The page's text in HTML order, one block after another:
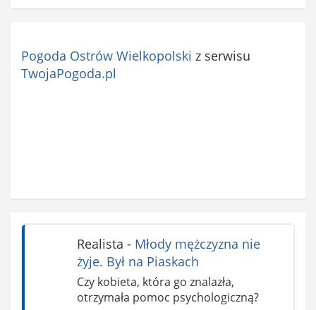
Pogoda Ostrów Wielkopolski z serwisu
TwojaPogoda.pl
Realista - Młody mężczyzna nie
żyje. Był na Piaskach
Czy kobieta, która go znalazła,
otrzymała pomoc psychologiczną?